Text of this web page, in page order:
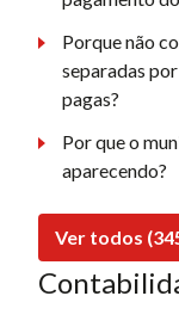
Porque não
separadas
pagas?
Por que o
aparecendo?
Ver todos